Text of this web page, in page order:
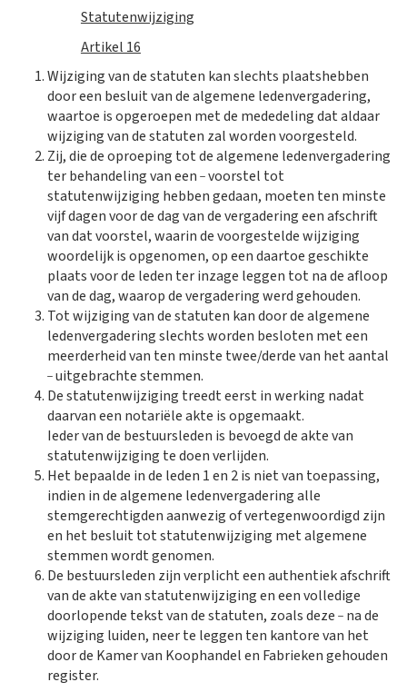
Statutenwijziging
Artikel 16
Wijziging van de statuten kan slechts plaatshebben
door een besluit van de algemene ledenvergadering,
waartoe is opgeroepen met de mededeling dat aldaar
wijziging van de statuten zal worden voorgesteld.​
Zij, die de oproeping tot de algemene ledenvergadering
ter behandeling van een voorstel tot
statutenwijziging hebben gedaan, moeten ten minste
vijf dagen voor de dag van de vergadering een afschrift
van dat voorstel, waarin de voorgestelde wijziging
woordelijk is opgenomen, op een daartoe geschikte
plaats voor de leden ter inzage leggen tot na de afloop
van de dag, waarop de vergadering werd gehouden.​
Tot wijziging van de statuten kan door de algemene
ledenvergadering slechts worden besloten met een
meerderheid van ten minste twee/derde van het aantal
uitgebrachte stemmen.​
De statutenwijziging treedt eerst in werking nadat
daarvan een notariële akte is opgemaakt.
Ieder van de bestuursleden is bevoegd de akte van
statutenwijziging te doen verlijden.​
Het bepaalde in de leden 1 en 2 is niet van toepassing,
indien in de algemene ledenvergadering alle
stemgerechtigden aanwezig of vertegenwoordigd zijn
en het besluit tot statutenwijziging met algemene
stemmen wordt genomen.​
De bestuursleden zijn verplicht een authentiek afschrift
van de akte van statutenwijziging en een volledige
doorlopende tekst van de statuten, zoals deze
na de
wijziging luiden, neer te leggen ten kantore van het
door de Kamer van Koophandel en Fabrieken gehouden
register.